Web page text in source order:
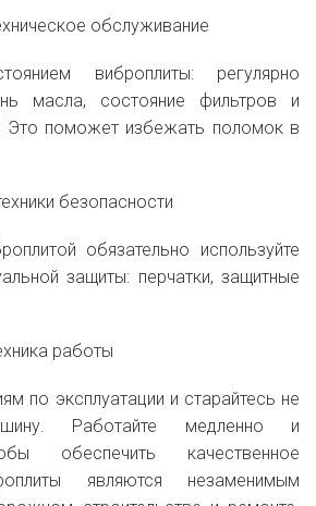
обслуживание
виброплиты: регулярно
масла, состояние фильтров и
Это поможет избежать поломок в
безопасности
обязательно используйте
защиты: перчатки, защитные
работы
по эксплуатации и старайтесь не
Работайте медленно и
обеспечить качественное
являются незаменимым